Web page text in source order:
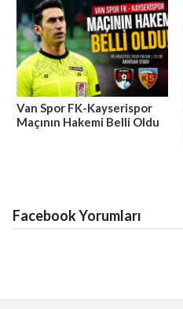
Van Spor FK-Kayserispor
Maçının Hakemi Belli Oldu
Facebook Yorumları